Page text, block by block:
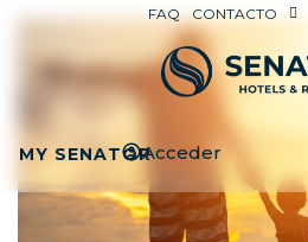
FAQ CONTACTO
MY SENATORAcceder